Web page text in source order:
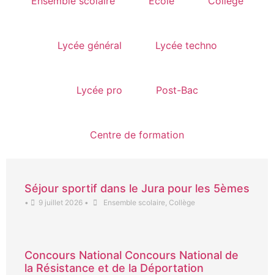
Lycée général Lycée techno
Lycée pro Post-Bac
Centre de formation
Séjour sportif dans le Jura pour les 5èmes
• 9 juillet 2026 • Ensemble scolaire Collège
Concours National Concours National de
la Résistance et de la Déportation